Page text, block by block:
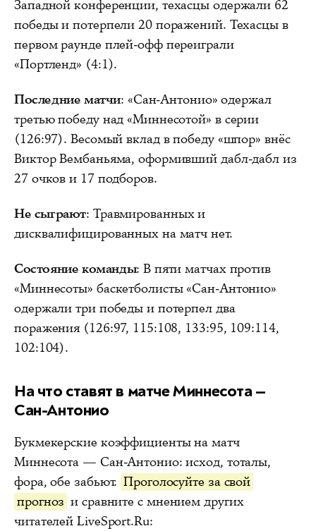
Западной конференции, техасцы одержали 62
победы и потерпели 20 поражений. Техасцы в
первом раунде плей-офф переиграли
«Портленд» (4:1).
Последние матчи: «Сан-Антонио» одержал
третью победу над «Миннесотой» в серии
(126:97). Весомый вклад в победу «шпор» внёс
Виктор Вембаньяма, оформивший дабл-дабл из
27 очков и 17 подборов.
Не сыграют: Травмированных и
дисквалифицированных на матч нет.
Состояние команды: В пяти матчах против
«Миннесоты» баскетболисты «Сан-Антонио»
одержали три победы и потерпел два
поражения (126:97, 115:108, 133:95, 109:114,
102:104).
На что ставят в матче Миннесота —
Сан-Антонио
Букмекерские коэффициенты на матч
Миннесота — Сан-Антонио: исход, тоталы,
фора, обе забьют. Проголосуйте за свой
прогноз и сравните с мнением других
читателей LiveSport.Ru: